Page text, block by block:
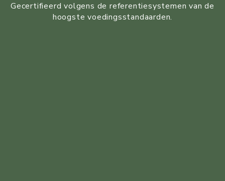
Gecertifieerd volgens de referentiesystemen van de
hoogste voedingsstandaarden.